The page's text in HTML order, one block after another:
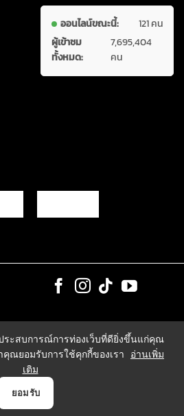
ออนไลน์ขณะนี้:
121 คน
ผู้เข้าชม
ทั้งหมด:
7,695,404
คน
ระสบการณ์การท่องเว็บที่ดียิ่งขึ้นแก่คุณ
คุณยอมรับการใช้คุกกี้ของเรา
อ่านเพิ่ม
เติม
ยอมรับ